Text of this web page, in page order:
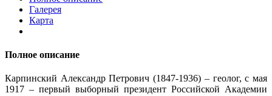
Галерея
Карта
Полное описание
Карпинский Александр Петрович (1847-1936) – геолог, с мая
1917 – первый выборный президент Российской Академии